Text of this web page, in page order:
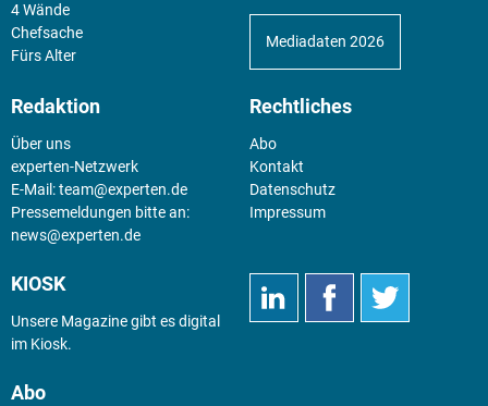
4 Wände
Chefsache
Fürs Alter
Mediadaten 2026
Redaktion
Über uns
experten-Netzwerk
E-Mail:team@experten.de
Pressemeldungen bitte an:
news@experten.de
Rechtliches
Abo
Kontakt
Datenschutz
Impressum
KIOSK
Unsere Magazine gibt es digital
im Kiosk.
Abo